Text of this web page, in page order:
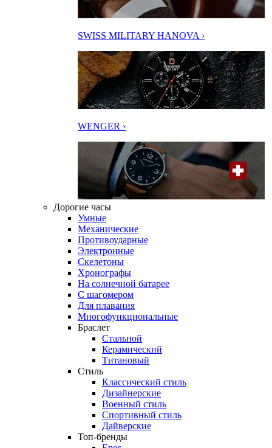
SWISS MILITARY HANOVA ›
WENGER ›
Дорогие часы
Умные
Механические
Противоударные
Электронные
Скелетоны
Хронографы
На солнечной батарее
С шагомером
Для плавания
Многофункциональные
Браслет
Стальной
Керамический
Титановый
Стиль
Классический стиль
Дизайнерские
Военный стиль
Спортивный стиль
Дайверские
Топ-бренды